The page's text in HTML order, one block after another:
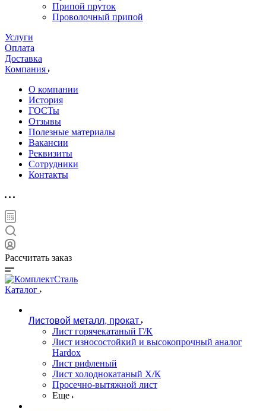
Припой пруток
Проволочный припой
Услуги
Оплата
Доставка
Компания
О компании
История
ГОСТы
Отзывы
Полезные материалы
Вакансии
Реквизиты
Сотрудники
Контакты
Рассчитать заказ
Каталог
Листовой металл, прокат
Лист горячекатаный Г/К
Лист износостойкий и высокопрочный аналог
Hardox
Лист рифленый
Лист холоднокатаный Х/К
Просечно-вытяжной лист
Еще